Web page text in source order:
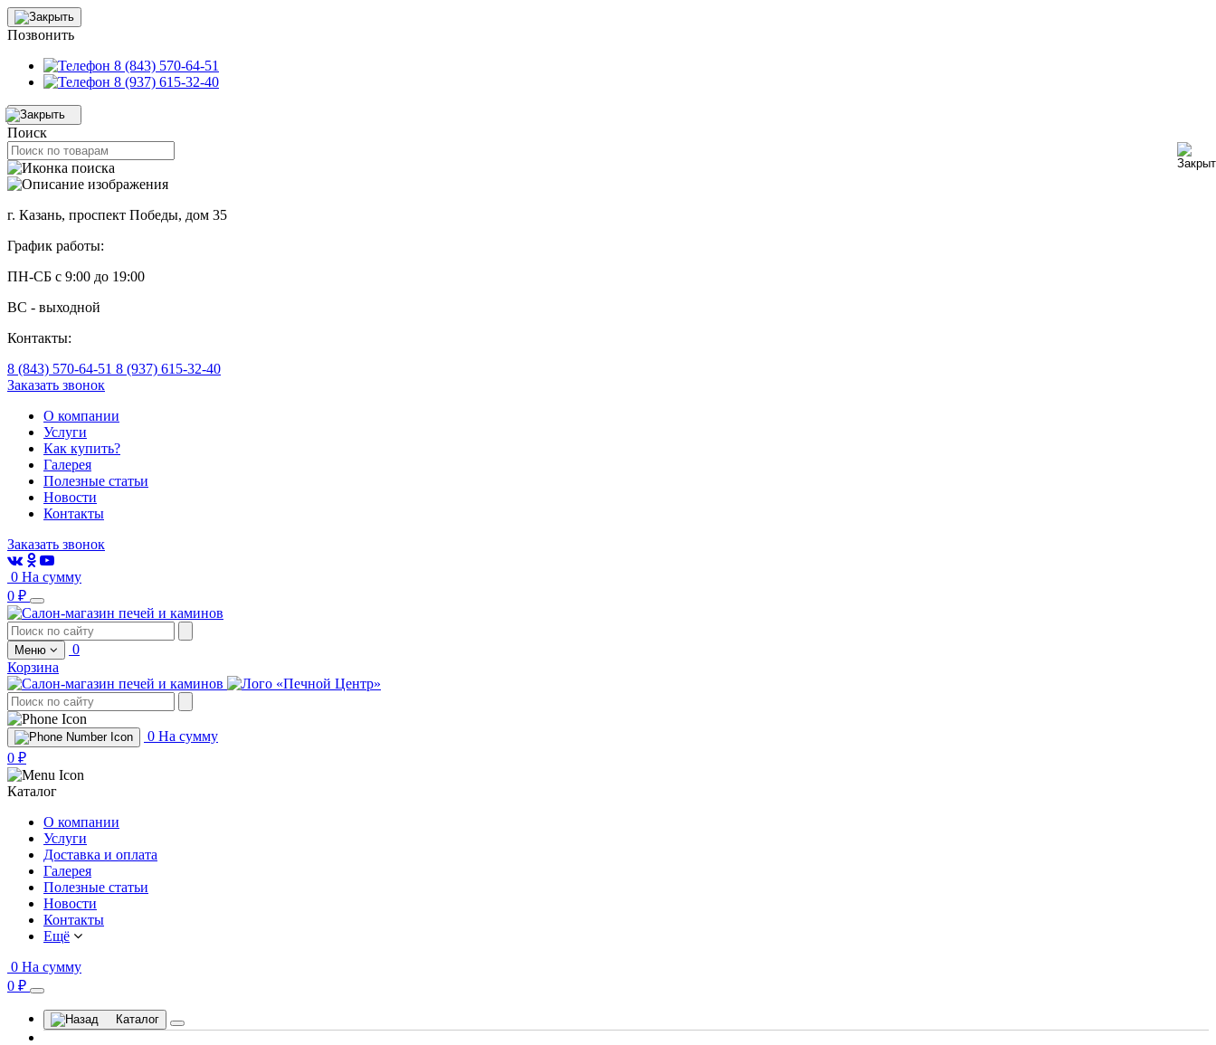
Позвонить
8 (843) 570-64-51
8 (937) 615-32-40
Поиск
г. Казань, проспект Победы, дом 35
График работы:
ПН-СБ с 9:00 до 19:00
ВС - выходной
Контакты:
8 (843) 570-64-51 8 (937) 615-32-40
Заказать звонок
О компании
Услуги
Как купить?
Галерея
Полезные статьи
Новости
Контакты
Заказать звонок
0 На сумму
0 ₽
Меню
0
Корзина
0 На сумму
0 ₽
Каталог
О компании
Услуги
Доставка и оплата
Галерея
Полезные статьи
Новости
Контакты
Ещё
0 На сумму
0 ₽
Каталог